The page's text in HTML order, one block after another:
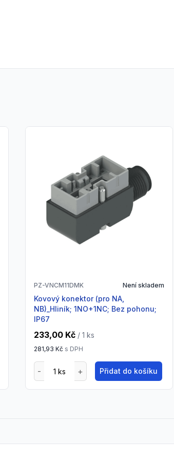
PZ-VNCM11DMK Není skladem
Kovový konektor (pro NA,
NB)_Hliník; 1NO+1NC; Bez pohonu;
IP67
233,00 Kč / 1 ks
281,93 Kč s DPH
Přidat do košíku